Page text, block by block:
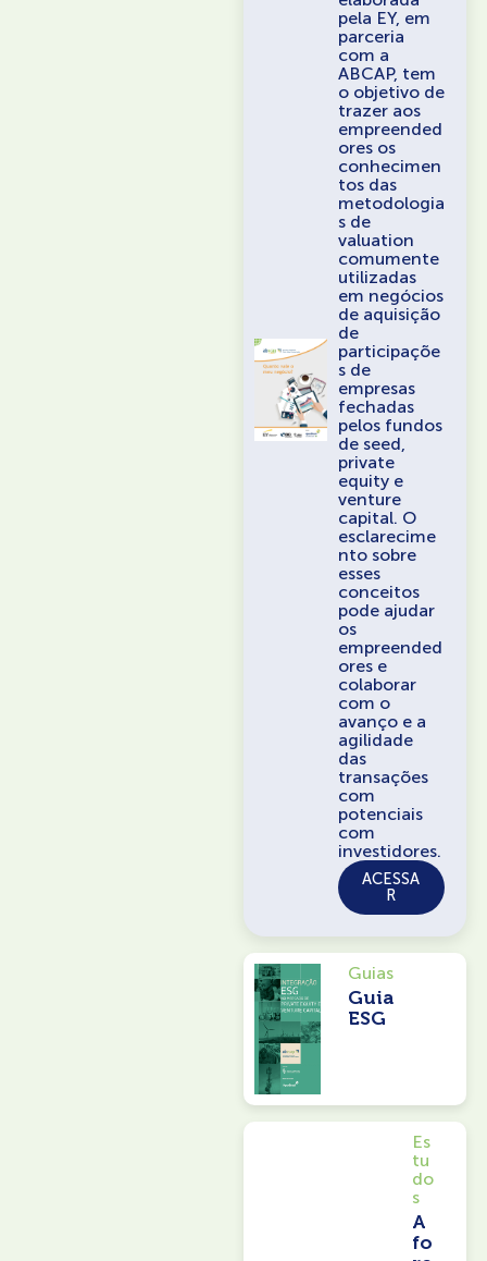
pela EY, em
parceria
com a
ABCAP, tem
o objetivo de
trazer aos
empreended
ores os
conhecimen
tos das
metodologia
s de
valuation
comumente
utilizadas
em negócios
de aquisição
de
participaçõe
s de
empresas
fechadas
pelos fundos
de seed,
private
equity e
venture
capital. O
esclarecime
nto sobre
esses
conceitos
pode ajudar
os
empreended
ores e
colaborar
com o
avanço e a
agilidade
das
transações
com
potenciais
com
investidores.
ACESSA
R
Guias
Guia
ESG
Es
tu
do
s
A
fo